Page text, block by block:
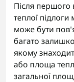
Після першого
теплої
може бути
багато
якому
або площа
загальної